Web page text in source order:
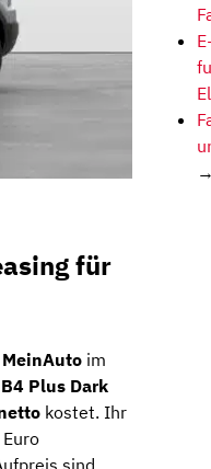
für
MeinAuto im
Plus Dark
kostet. Ihr
→